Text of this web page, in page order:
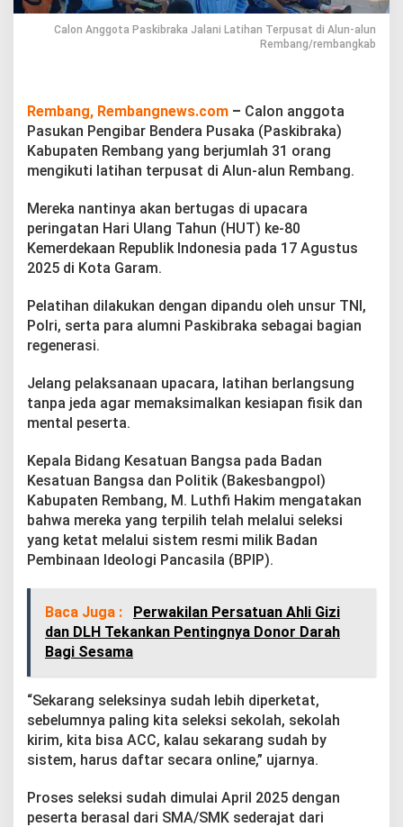
b
a
l
a
i
t
i
h
e
r
s
t
A
l
n
-
a
l
e
m
g
Calon Anggota Paskibraka Jalani Latihan Terpusat di Alun-alun
Rembang/rembangkab
Rembang, Rembangnews.com – Calon anggota
Pasukan Pengibar Bendera Pusaka (Paskibraka)
Kabupaten Rembang yang berjumlah 31 orang
mengikuti latihan terpusat di Alun-alun Rembang.
Mereka nantinya akan bertugas di upacara
peringatan Hari Ulang Tahun (HUT) ke-80
Kemerdekaan Republik Indonesia pada 17 Agustus
2025 di Kota Garam.
Pelatihan dilakukan dengan dipandu oleh unsur TNI,
Polri, serta para alumni Paskibraka sebagai bagian
regenerasi.
Jelang pelaksanaan upacara, latihan berlangsung
tanpa jeda agar memaksimalkan kesiapan fisik dan
mental peserta.
Kepala Bidang Kesatuan Bangsa pada Badan
Kesatuan Bangsa dan Politik (Bakesbangpol)
Kabupaten Rembang, M. Luthfi Hakim mengatakan
bahwa mereka yang terpilih telah melalui seleksi
yang ketat melalui sistem resmi milik Badan
Pembinaan Ideologi Pancasila (BPIP).
Baca Juga :
Perwakilan Persatuan Ahli Gizi
dan DLH Tekankan Pentingnya Donor Darah
Bagi Sesama
“Sekarang seleksinya sudah lebih diperketat,
sebelumnya paling kita seleksi sekolah, sekolah
kirim, kita bisa ACC, kalau sekarang sudah by
sistem, harus daftar secara online,” ujarnya.
Proses seleksi sudah dimulai April 2025 dengan
peserta berasal dari SMA/SMK sederajat dari